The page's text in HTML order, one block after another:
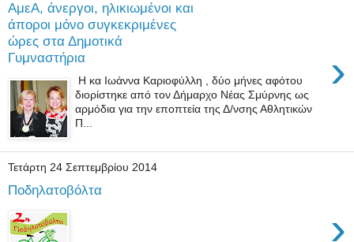
ΑμεΑ, άνεργοι, ηλικιωμένοι και
άποροι μόνο συγκεκριμένες
ώρες στα Δημοτικά
Γυμναστήρια
›
Η κα Ιωάννα Καριοφύλλη , δύο μήνες αφότου
διορίστηκε από τον Δήμαρχο Νέας Σμύρνης ως
αρμόδια για την εποπτεία της Δ/νσης Αθλητικών
Π...
Τετάρτη 24 Σεπτεμβρίου 2014
Ποδηλατοβόλτα
›